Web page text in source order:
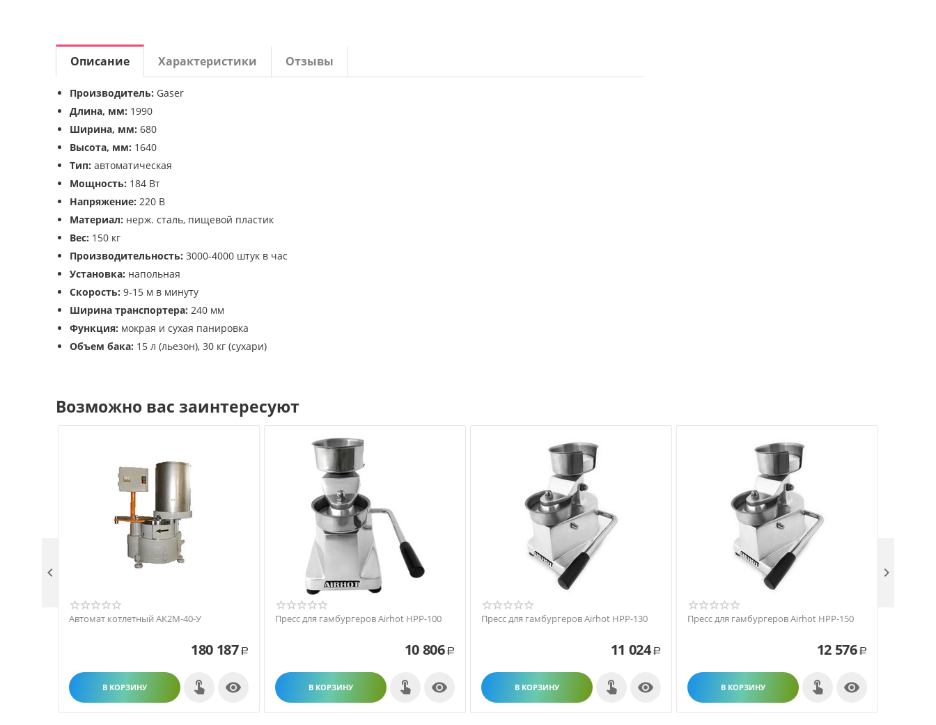
Описание Характеристики Отзывы
Производитель: Gaser
Длина, мм: 1990
Ширина, мм: 680
Высота, мм: 1640
Тип: автоматическая
Мощность: 184 Вт
Напряжение: 220 В
Материал: нерж. сталь, пищевой пластик
Вес: 150 кг
Производительность: 3000-4000 штук в час
Установка: напольная
Скорость: 9-15 м в минуту
Ширина транспортера: 240 мм
Функция: мокрая и сухая панировка
Объем бака: 15 л (льезон), 30 кг (сухари)
Возможно вас заинтересуют
Автомат котлетный АК2М-40-У
180 187 Р
В КОРЗИНУ 
Пресс для гамбургеров Airhot HPP-100
10 806 Р
В КОРЗИНУ 
Пресс для гамбургеров Airhot HPP-130
11 024 Р
В КОРЗИНУ 
Пресс для гамбургеров Airhot HPP-150
12 576 Р
В КОРЗИНУ 
 